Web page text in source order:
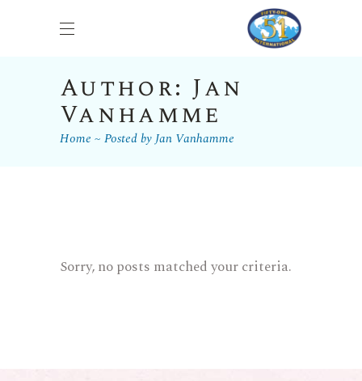
Author: Jan
Vanhamme
Home Posted by Jan Vanhamme
Sorry, no posts matched your criteria.